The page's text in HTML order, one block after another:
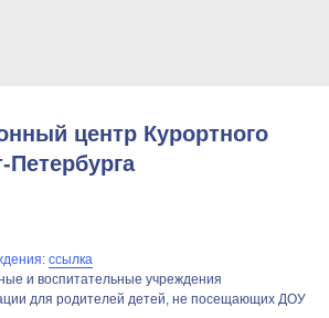
центр Курортного
Петербурга
ссылка
и воспитательные учреждения
для родителей детей, не посещающих ДОУ